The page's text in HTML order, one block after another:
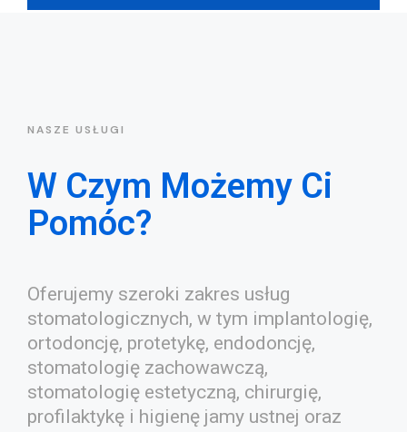
NASZE USŁUGI
W Czym Możemy Ci
Pomóc?
Oferujemy szeroki zakres usług
stomatologicznych, w tym implantologię,
ortodoncję, protetykę, endodoncję,
stomatologię zachowawczą,
stomatologię estetyczną, chirurgię,
profilaktykę i higienę jamy ustnej oraz